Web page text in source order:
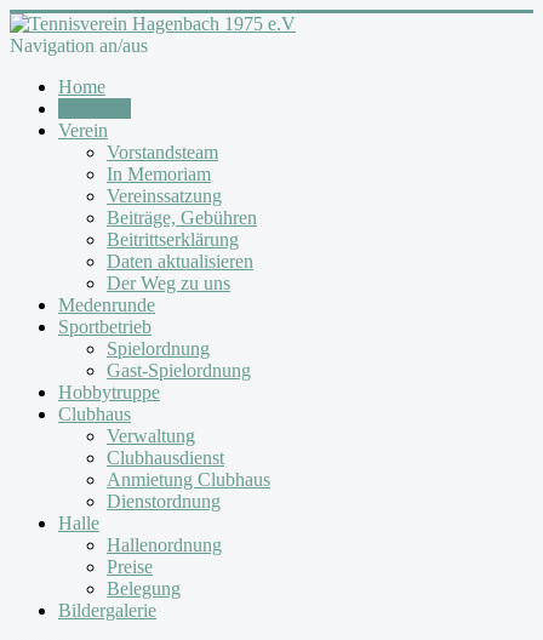
Navigation an/aus
Home
Verein
Vorstandsteam
In Memoriam
Vereinssatzung
Beiträge, Gebühren
Beitrittserklärung
Daten aktualisieren
Der Weg zu uns
Medenrunde
Sportbetrieb
Spielordnung
Gast-Spielordnung
Hobbytruppe
Clubhaus
Verwaltung
Clubhausdienst
Anmietung Clubhaus
Dienstordnung
Halle
Hallenordnung
Preise
Belegung
Bildergalerie